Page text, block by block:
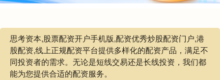
思考资本,股票配资开户手机版,配资优秀炒股配资门户,港
股配资,线上正规配资平台提供多样化的配资产品，满足不
同投资者的需求。无论是短线交易还是长线投资，我们都
能为您提供合适的配资服务。